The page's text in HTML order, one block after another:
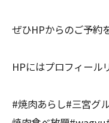
ぜひHPからのご予約
HPにはプロフィール
#焼肉あらし#三宮グ